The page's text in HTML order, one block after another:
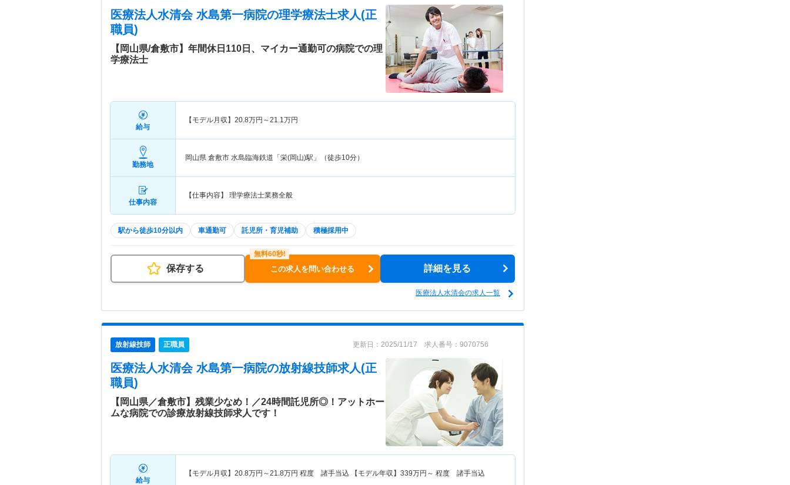
医療法人水清会 水島第一病院の理学療法士求人(正
職員)
【岡山県/倉敷市】年間休日110日、マイカー通勤可の病院での理
学療法士
給与
【モデル月収】 20.8万円～21.1万円
勤務地
岡山県 倉敷市 水島臨海鉄道「栄(岡山)駅」（徒歩10分）
仕事内容
【仕事内容】 理学療法士業務全般
駅から徒歩10分以内 車通勤可 託児所・育児補助 積極採用中
保存する この求人を問い合わせる 詳細を見る
医療法人水清会の求人一覧
放射線技師 正職員 更新日：2025/11/17 求人番号：9070756
医療法人水清会 水島第一病院の放射線技師求人(正
職員)
【岡山県／倉敷市】残業少なめ！／24時間託児所◎！アットホー
ムな病院での診療放射線技師求人です！
給与
【モデル月収】 20.8万円～21.8万円 程度 諸手当込 【モデル年収】 339万円～ 程度 諸手当込